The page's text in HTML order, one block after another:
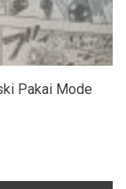
Pakai Mode